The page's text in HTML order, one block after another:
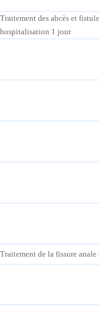
Traitement des abcès et
hospitalisation 1 jour
Traitement de la fissure